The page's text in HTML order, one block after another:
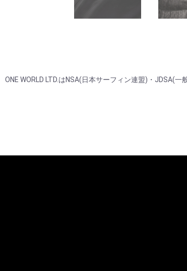
ONE WORLD LTD.はNSA(日本サーフィン連盟)・JDSA(